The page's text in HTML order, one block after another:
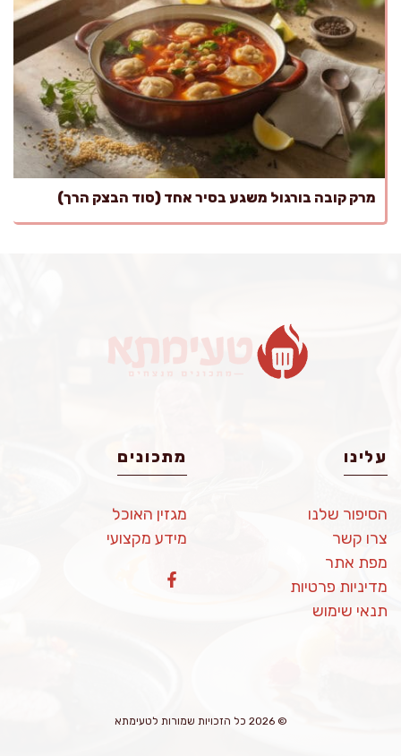
מרק קובה בורגול משגע בסיר אחד (סוד הבצק הרך)
עלינו
הסיפור שלנו
צרו קשר
מפת אתר
מדיניות פרטיות
תנאי שימוש
מתכונים
מגזין האוכל
מידע מקצועי
© 2026 כל הזכויות שמורות לטעימתא